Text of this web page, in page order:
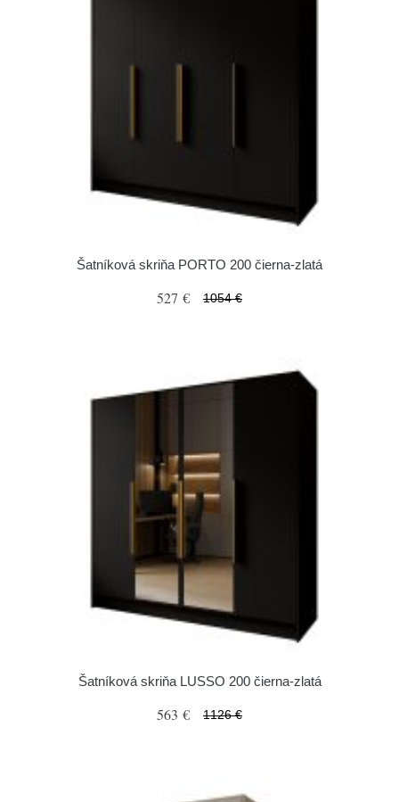
Šatníková skriňa PORTO 200 čierna-zlatá
527 € 1054 €
Šatníková skriňa LUSSO 200 čierna-zlatá
563 € 1126 €